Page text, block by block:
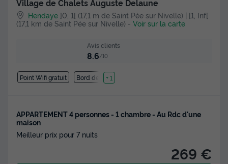
Village de Chalets Auguste Delaune
Hendaye ]0, 1[ (17,1 m de Saint Pée sur Nivelle) | [1, Inf[
(17,1 km de Saint Pée sur Nivelle) - Voir sur la carte
Avis clients
8.6/10
Point Wifi gratuit Bord de mer
+ 1
APPARTEMENT 4 personnes - 1 chambre - Au Rdc d'une
maison
Meilleur prix pour 7 nuits
269 €